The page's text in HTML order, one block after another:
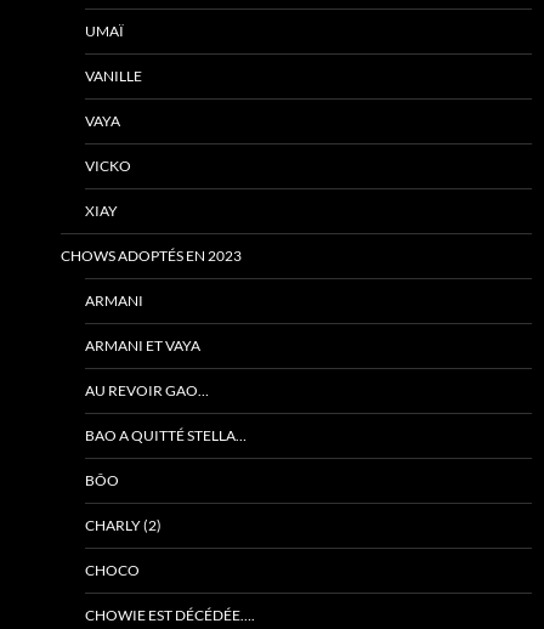
UMAÏ
VANILLE
VAYA
VICKO
XIAY
CHOWS ADOPTÉS EN 2023
ARMANI
ARMANI ET VAYA
AU REVOIR GAO…
BAO A QUITTÉ STELLA…
BÔO
CHARLY (2)
CHOCO
CHOWIE EST DÉCÉDÉE….